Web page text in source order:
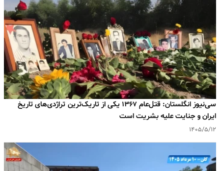
سی‌نیوز انگلستان: قتل‌عام ۱۳۶۷ یکی از تاریک‌ترین تراژدی‌های تاریخ
ایران و جنایت علیه بشریت است
۱۴۰۵/۵/۱۲